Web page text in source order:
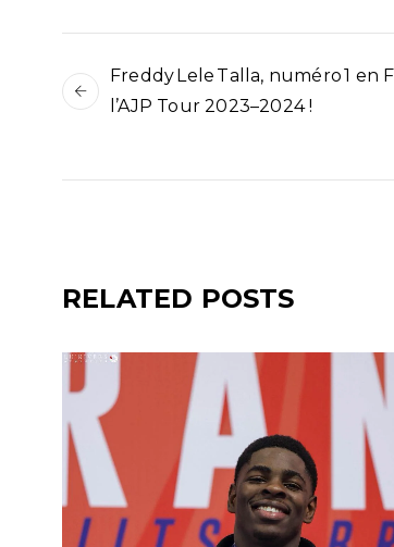
Freddy Lele Talla, numéro 1 en
l’AJP Tour 2023–2024 !
RELATED POSTS